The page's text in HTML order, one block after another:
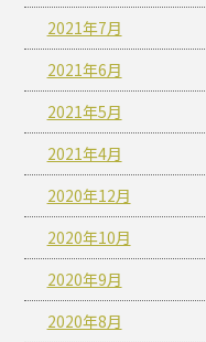
2021年7月
2021年6月
2021年5月
2021年4月
2020年12月
2020年10月
2020年9月
2020年8月